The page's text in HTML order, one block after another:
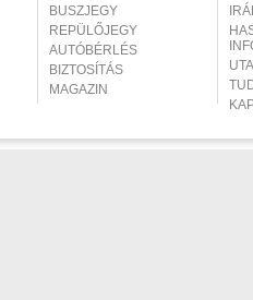
BUSZJEGY
REPÜLŐJEGY
AUTÓBÉRLÉS
BIZTOSÍTÁS
MAGAZIN